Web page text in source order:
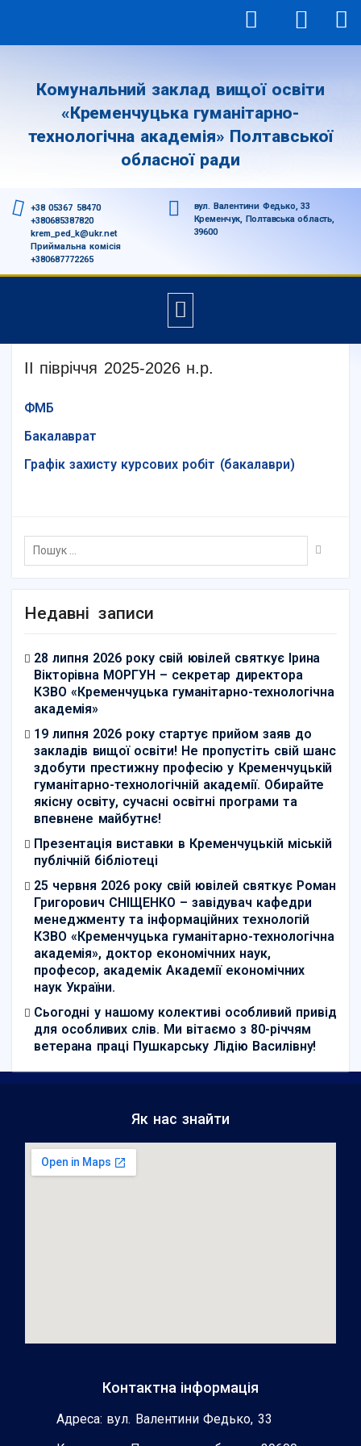
Комунальний заклад вищої освіти
«Кременчуцька гуманітарно-
технологічна академія» Полтавської
обласної ради
+38 05367 58470
+380685387820
krem_ped_k@ukr.net
Приймальна комісія
+380687772265
вул. Валентини Федько, 33
Кременчук, Полтавська область,
39600
ІІ півріччя 2025-2026 н.р.
ФМБ
Бакалаврат
Графік захисту курсових робіт (бакалаври)
Недавні записи
28 липня 2026 року свій ювілей святкує Ірина
Вікторівна МОРГУН – секретар директора
КЗВО «Кременчуцька гуманітарно-технологічна
академія»
19 липня 2026 року стартує прийом заяв до
закладів вищої освіти! Не пропустіть свій шанс
здобути престижну професію у Кременчуцькій
гуманітарно-технологічній академії. Обирайте
якісну освіту, сучасні освітні програми та
впевнене майбутнє!
Презентація виставки в Кременчуцькій міській
публічній бібліотеці
25 червня 2026 року свій ювілей святкує Роман
Григорович СНІЩЕНКО – завідувач кафедри
менеджменту та інформаційних технологій
КЗВО «Кременчуцька гуманітарно-технологічна
академія», доктор економічних наук,
професор, академік Академії економічних
наук України.
Сьогодні у нашому колективі особливий привід
для особливих слів. Ми вітаємо з 80-річчям
ветерана праці Пушкарську Лідію Василівну!
Як нас знайти
Контактна інформація
Адреса: вул. Валентини Федько, 33